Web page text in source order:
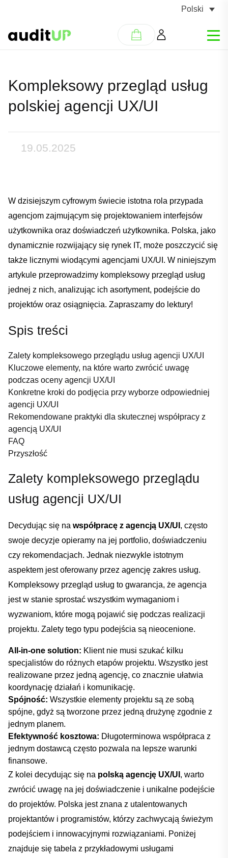
Polski
Kompleksowy przegląd usług
polskiej agencji UX/UI
19.05.2025
W⁢ dzisiejszym ​cyfrowym świecie istotna rola przypada
agencjom zajmującym się ​projektowaniem interfejsów
użytkownika oraz doświadczeń użytkownika. Polska, jako
dynamicznie rozwijający ⁢się⁣ rynek IT,⁢ może⁢ poszczycić się
także ⁤licznymi wiodącymi agencjami⁣ UX/UI. W niniejszym
artykule przeprowadzimy kompleksowy przegląd⁣ usług
jednej z⁤ nich, analizując ‌ich asortyment, podejście do‌
projektów oraz osiągnięcia.‍ Zapraszamy⁣ do ⁣lektury!
Spis‌ treści
Zalety kompleksowego ‍przeglądu usług agencji ⁢UX/UI
Kluczowe elementy, na które⁣ warto zwrócić​ uwagę
podczas oceny agencji UX/UI
Konkretne kroki do podjęcia przy ‌wyborze odpowiedniej⁤
agencji‍ UX/UI
Rekomendowane praktyki dla skutecznej współpracy z
agencją UX/UI
FAQ
Przyszłość
Zalety‍ kompleksowego przeglądu
‍usług agencji UX/UI
Decydując się na⁣ współpracę z agencją UX/UI , często
swoje decyzje opieramy na jej portfolio, doświadczeniu
⁢czy rekomendacjach.‌ Jednak niezwykle istotnym
aspektem jest oferowany przez agencję zakres⁣ usług.
‍Kompleksowy przegląd usług to gwarancja, że agencja
jest w ⁣stanie ‍sprostać⁤ wszystkim wymaganiom i
wyzwaniom, które mogą pojawić się podczas realizacji⁤
projektu. Zalety tego⁣ typu podejścia są nieocenione.
All-in-one solution: Klient nie ‍musi szukać kilku
specjalistów do różnych etapów‌ projektu. Wszystko jest
realizowane przez jedną agencję, co znacznie ułatwia
⁢koordynację⁣ działań i ‍komunikację.
Spójność: Wszystkie elementy projektu są ze sobą
spójne, gdyż są tworzone przez jedną drużynę zgodnie z
jednym planem.
Efektywność kosztowa: Długoterminowa współpraca z
jednym dostawcą często pozwala na‍ lepsze warunki​
finansowe.
Z kolei ​decydując ‌się na polską agencję ‌UX/UI ,⁢ warto
zwrócić uwagę na ⁢jej ⁢doświadczenie i unikalne podejście
‍do projektów.⁢ Polska jest znana z utalentowanych
projektantów ‌i ‌programistów, którzy zachwycają świeżym
podejściem i innowacyjnymi rozwiązaniami. Poniżej
⁤znajduje się ‍tabela z ‌przykładowymi usługami